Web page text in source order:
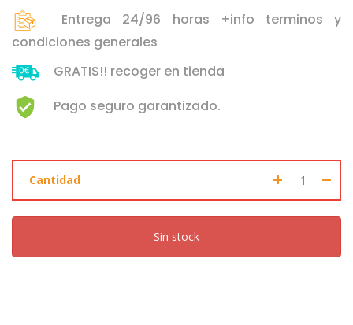
Entrega 24/96 horas +info terminos y
condiciones generales
GRATIS!! recoger en tienda
Pago seguro garantizado.
Cantidad
Sin stock